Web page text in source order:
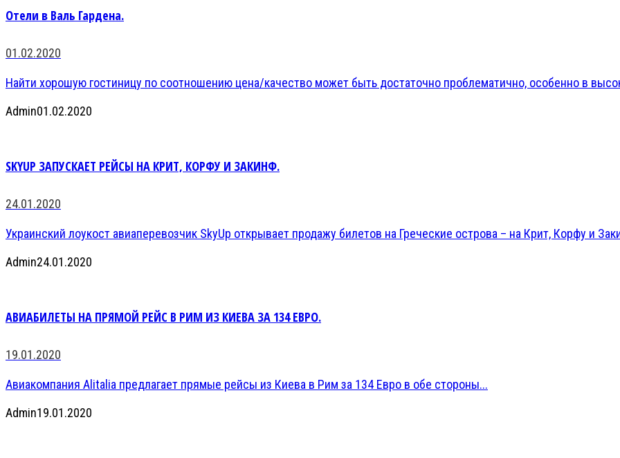
Отели в Валь Гардена.
01.02.2020
Найти хорошую гостиницу по соотношению цена/качество может быть достаточно проблематично, особенно в
Admin01.02.2020
SKYUP ЗАПУСКАЕТ РЕЙСЫ НА КРИТ, КОРФУ И ЗАКИНФ.
24.01.2020
Украинский лоукост авиаперевозчик SkyUp открывает продажу билетов на Греческие острова – на Крит, Корфу и
Admin24.01.2020
АВИАБИЛЕТЫ НА ПРЯМОЙ РЕЙС В РИМ ИЗ КИЕВА ЗА 134 ЕВРО.
19.01.2020
Авиакомпания Alitalia предлагает прямые рейсы из Киева в Рим за 134 Евро в обе стороны...
Admin19.01.2020